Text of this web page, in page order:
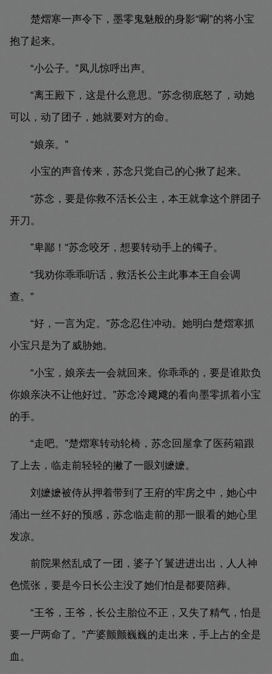
楚熠寒一声令下，墨零鬼魅般的身影“唰”的将小宝
抱了起来。
“小公子。”凤儿惊呼出声。
“离王殿下，这是什么意思。”苏念彻底怒了，动她
可以，动了团子，她就要对方的命。
“娘亲。”
小宝的声音传来，苏念只觉自己的心揪了起来。
“苏念，要是你救不活长公主，本王就拿这个胖团子
开刀。
”卑鄙！“苏念咬牙，想要转动手上的镯子。
“我劝你乖乖听话，救活长公主此事本王自会调
查。”
“好，一言为定。”苏念忍住冲动。她明白楚熠寒抓
小宝只是为了威胁她。
“小宝，娘亲去一会就回来。你乖乖的，要是谁欺负
你娘亲决不让他好过。”苏念冷飕飕的看向墨零抓着小宝
的手。
“走吧。”楚熠寒转动轮椅，苏念回屋拿了医药箱跟
了上去，临走前轻轻的撇了一眼刘嬷嬷。
刘嬷嬷被侍从押着带到了王府的牢房之中，她心中
涌出一丝不好的预感，苏念临走前的那一眼看的她心里
发凉。
前院果然乱成了一团，婆子丫鬟进进出出，人人神
色慌张，要是今日长公主没了她们怕是都要陪葬。
“王爷，王爷，长公主胎位不正，又失了精气，怕是
要一尸两命了。”产婆颤颤巍巍的走出来，手上占的全是
血。